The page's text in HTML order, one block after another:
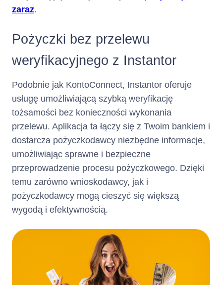
Terminy i
sposób
wypłaty
kredytu :
W jaki sposób i w jakim terminie
otrzyma Pani/Pan pieniądze
postawione do dyspozycji
rachunku Kartyw terminie 2
Klient ma możliwość szybkiego
uruchomienia części Limitu
Kredytowego w Rachunku
Karty z chwilą zawarcia Umowy,
w ramach usługi Fast Cash.
Czas obowiązywania
umowy :
Umowa zostaje zawarta
okres 360 (trzystu
sześćdziesięciu) dni z
możliwością jej
ile Klient lub Kredytodawca nie
wypowie Umowy, zadecyduje o
niewznawianiu Karty
Kredytowej Netcredit albo nie
nastąpią inne przyczyny
zaraz.
Pożyczki bez przelewu
weryfikacyjnego z Instantor
Podobnie jak KontoConnect, Instantor oferuje
usługę umożliwiającą szybką weryfikację
tożsamości bez konieczności wykonania
przelewu. Aplikacja ta łączy się z Twoim bankiem i
dostarcza pożyczkodawcy niezbędne informacje,
umożliwiając sprawne i bezpieczne
przeprowadzenie procesu pożyczkowego. Dzięki
temu zarówno wnioskodawcy, jak i
pożyczkodawcy mogą cieszyć się większą
wygodą i efektywnością.